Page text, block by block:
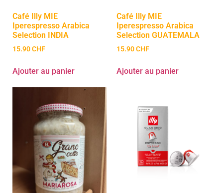
Café Illy MIE
Iperespresso Arabica
Selection INDIA
15.90CHF
Ajouter au panier
Café Illy MIE
Iperespresso Arabica
Selection GUATEMALA
15.90CHF
Ajouter au panier